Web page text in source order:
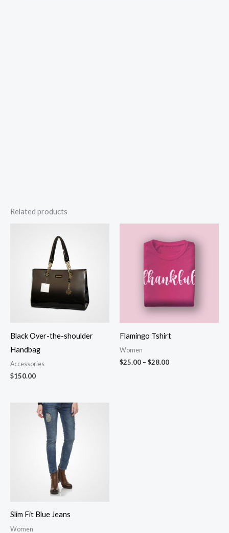
Related products
Black Over-the-shoulder
Handbag
Accessories
$150.00
Flamingo Tshirt
Women
$25.00 – $28.00
range:
$25.00
through
Slim Fit Blue Jeans
Women